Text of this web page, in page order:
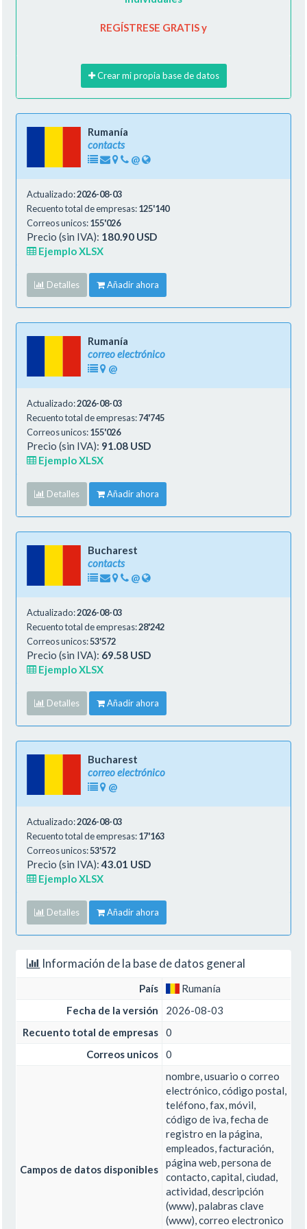
REGÍSTRESE GRATIS y
Crear mi propia base de datos
Rumanía
contacts
@
Actualizado:2026-08-03
Recuento total de empresas:125'140
Correos unicos:155'026
Precio (sin IVA): 180.90 USD
Ejemplo XLSX
Detalles Añadir ahora
Rumanía
correo electrónico
@
Actualizado:2026-08-03
Recuento total de empresas:74'745
Correos unicos:155'026
Precio (sin IVA): 91.08 USD
Ejemplo XLSX
Detalles Añadir ahora
Bucharest
contacts
@
Actualizado:2026-08-03
Recuento total de empresas:28'242
Correos unicos:53'572
Precio (sin IVA): 69.58 USD
Ejemplo XLSX
Detalles Añadir ahora
Bucharest
correo electrónico
@
Actualizado:2026-08-03
Recuento total de empresas:17'163
Correos unicos:53'572
Precio (sin IVA):43.01 USD
Ejemplo XLSX
Detalles Añadir ahora
Información de la base de datos general
País
Rumanía
Fecha de la versión
2026-08-03
Recuento total de empresas
0
Correos unicos
0
Campos de datos disponibles
nombre, usuario o correo
electrónico, código postal,
teléfono, fax, móvil,
código de iva, fecha de
registro en la página,
empleados, facturación,
página web, persona de
contacto, capital, ciudad,
actividad, descripción
(www), palabras clave
(www), correo electronico